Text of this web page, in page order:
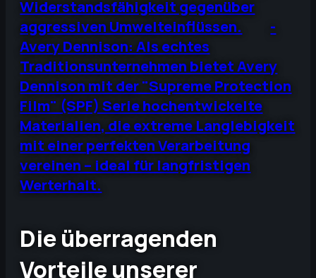
Widerstandsfähigkeit gegenüber
aggressiven Umwelteinflüssen.
-
Avery Dennison: Als echtes
Traditionsunternehmen bietet Avery
Dennison mit der "Supreme Protection
Film" (SPF) Serie hochentwickelte
Materialien, die extreme Langlebigkeit
mit einer perfekten Verarbeitung
vereinen – ideal für langfristigen
Werterhalt.
Die überragenden
Vorteile unserer